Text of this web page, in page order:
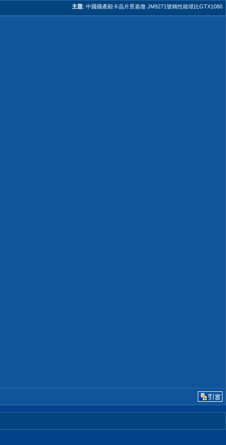
主題: 中國國產顯卡晶片景嘉微 JM9271號稱性能堪比GTX1080